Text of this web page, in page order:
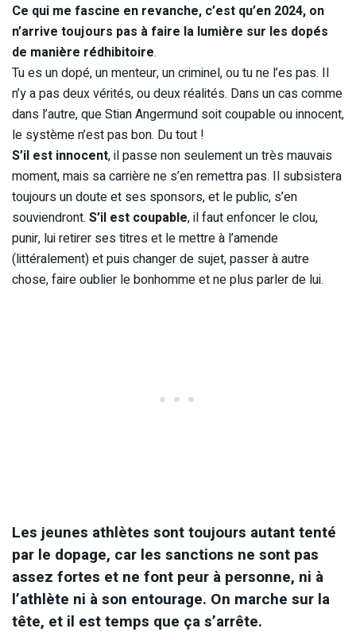
Ce qui me fascine en revanche, c’est qu’en 2024, on
n’arrive toujours pas à faire la lumière sur les dopés
de manière rédhibitoire.
Tu es un dopé, un menteur, un criminel, ou tu ne l’es pas. Il
n’y a pas deux vérités, ou deux réalités. Dans un cas comme
dans l’autre, que Stian Angermund soit coupable ou innocent,
le système n’est pas bon. Du tout !
S’il est innocent, il passe non seulement un très mauvais
moment, mais sa carrière ne s’en remettra pas. Il subsistera
toujours un doute et ses sponsors, et le public, s’en
souviendront. S’il est coupable, il faut enfoncer le clou,
punir, lui retirer ses titres et le mettre à l’amende
(littéralement) et puis changer de sujet, passer à autre
chose, faire oublier le bonhomme et ne plus parler de lui.
Les jeunes athlètes sont toujours autant tenté
par le dopage, car les sanctions ne sont pas
assez fortes et ne font peur à personne, ni à
l’athlète ni à son entourage. On marche sur la
tête, et il est temps que ça s’arrête.